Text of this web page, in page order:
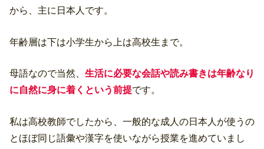
から、主に日本人です。
年齢層は下は小学生から上は高校生まで。
母語なので当然、 生活に必要な会話や読み書きは年齢なり
に自然に身に着くという前提です。
私は高校教師でしたから、一般的な成人の日本人が使うの
とほぼ同じ語彙や漢字を使いながら授業を進めていまし